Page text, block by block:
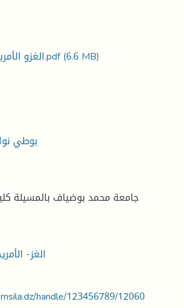
الغزو الأمريكي للعراق 2003م.pdf(6.6 MB)
بوطي
جامعة محمد بوضياف بالمسيلة
الغز-
handle/123456789/12060